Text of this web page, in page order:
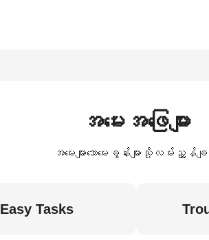
အမေးအဖြေများ
အမေးများသောမေးခွန်းများသို့လမ်းညွှန်
Easy Tasks